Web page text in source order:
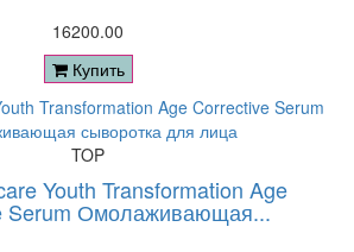
16200.00
Купить
TOP
Youth Transformation Age
Serum Омолаживающая...